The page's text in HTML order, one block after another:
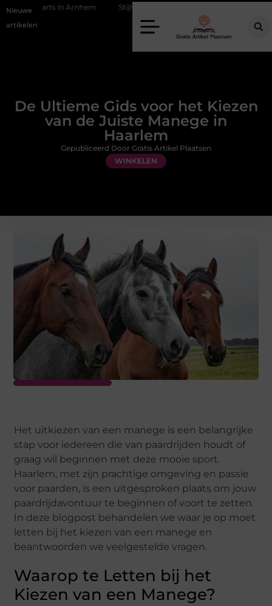
Nieuwe
artikelen
Stijlvolle en passende galajurken kiezen voor een bruiloft
De Ultieme Gids voor het Kiezen
van de Juiste Manege in
Haarlem
WINKELEN
Gepubliceerd Door Gratis Artikel Plaatsen
Het uitkiezen van een manege is een belangrijke
stap voor iedereen die van paardrijden houdt of
graag wil beginnen met deze mooie sport.
Haarlem, met zijn prachtige omgeving en passie
voor paarden, is een uitgesproken plaats om jouw
paardrijdavontuur te beginnen of voort te zetten.
In deze blogpost behandelen we waar je op moet
letten bij het kiezen van een manege en
beantwoorden we veelgestelde vragen.
Waarop te Letten bij het
Kiezen van een Manege?